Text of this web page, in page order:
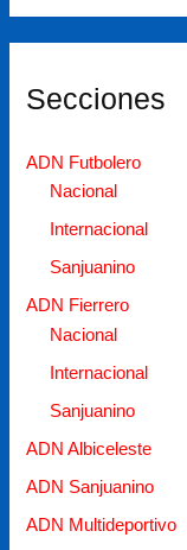
Secciones
ADN Futbolero
Nacional
Internacional
Sanjuanino
ADN Fierrero
Nacional
Internacional
Sanjuanino
ADN Albiceleste
ADN Sanjuanino
ADN Multideportivo